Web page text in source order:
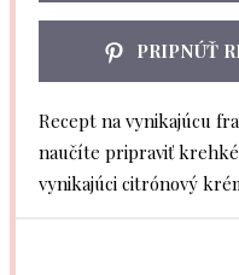
PRIPNÚŤ
Recept na vynikajúcu
naučíte pripraviť
vynikajúci citrónový